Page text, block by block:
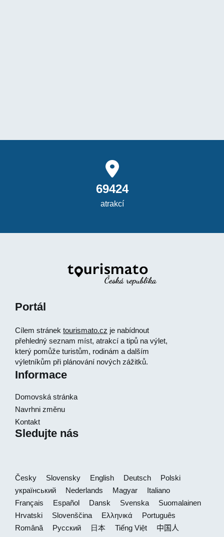
69424
atrakcí
Portál
Cílem stránek tourismato.cz je nabídnout
přehledný seznam míst, atrakcí a tipů na výlet,
který pomůže turistům, rodinám a dalším
výletníkům při plánování nových zážitků.
Informace
Domovská stránka
Navrhni změnu
Kontakt
Sledujte nás
Česky Slovensky English Deutsch
Polski
український
Nederlands Magyar
Italiano
Français
Español Dansk Svenska
Suomalainen
Hrvatski
Slovenščina Ελληνικά
Português
Română
Русский 日本 Tiếng Việt 中国人